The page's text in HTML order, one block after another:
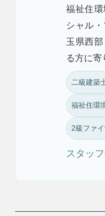
福祉住
シャル
玉県西
る方に寄
二級建築
福祉住環
2級ファ
スタッ